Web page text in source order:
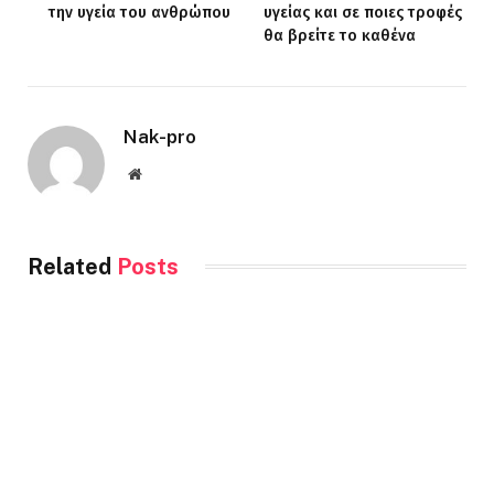
την υγεία του ανθρώπου
υγείας και σε ποιες τροφές
θα βρείτε το καθένα
Nak-pro
Website
Related Posts